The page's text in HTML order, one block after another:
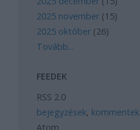
2025 november (15)
2025 október (26)
Tovább...
FEEDEK
RSS 2.0
bejegyzések, kommentek
Atom